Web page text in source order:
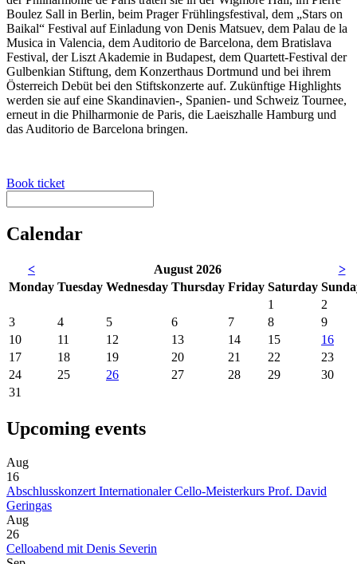
Boulez Sall in Berlin, beim Prager Frühlingsfestival, dem „Stars on
Baikal“ Festival auf Einladung von Denis Matsuev, dem Palau de la
Musica in Valencia, dem Auditorio de Barcelona, dem Bratislava
Festival, der Liszt Akademie in Budapest, dem Quartett-Festival der
Gulbenkian Stiftung, dem Konzerthaus Dortmund und bei ihrem
Österreich Debüt bei den Stiftskonzerte auf. Zukünftige Highlights
werden sie auf eine Skandinavien-, Spanien- und Schweiz Tournee,
erneut in die Philharmonie de Paris, die Laeiszhalle Hamburg und
das Auditorio de Barcelona bringen.
Book ticket
Calendar
< August 2026
>
Monday Tuesday Wednesday Thursday Friday Saturday Sun
1
2
3
4 5 6 7 8
9
10
11 12 13 14 15
16
17
18 19 20 21 22
23
24
25 26 27 28 29
30
31
Upcoming events
Aug
16
Abschlusskonzert Internationaler Cello-Meisterkurs Prof. David
Geringas
Aug
26
Celloabend mit Denis Severin